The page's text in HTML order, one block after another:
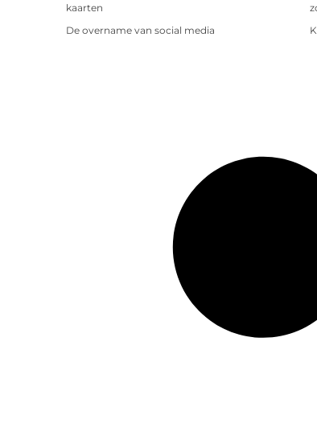
kaarten
De overname van social media